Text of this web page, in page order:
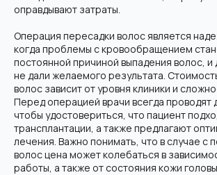
оправдывают затраты.
Операция пересадки волос является
когда проблемы с кровообращением
постоянной причиной выпадения волос, и
не дали желаемого результата.
волос зависит от уровня клиники и
Перед операцией врачи всегда проводят
чтобы удостовериться, что пациент
трансплантации, а также предлагают
лечения. Важно понимать, что в случае с
волос цена может колебаться в
работы, а также от состояния кожи
Услуги О клинике
Мед. лицензия: Л041-01137-77/04334910 от 10.02.2026
Контакты
г. Москва, Электрозаводская, 33
+7 (495) 182-01-81
Info@hair-back.ru
Пн-Пт: 9:00 - 20:00, Сб: 10:00 - 18:00
ООО "Косметологический центр
антивозрастной медицины"